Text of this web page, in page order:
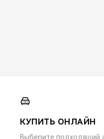
КУПИТЬ ОНЛАЙН
Выберите подходящий